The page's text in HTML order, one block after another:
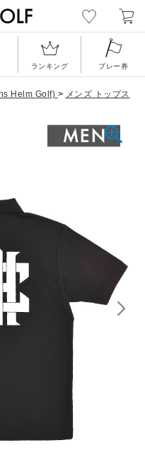
ランキング プレー券
Helm Golf) > メンズ トップス